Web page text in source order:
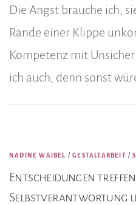
Die Angst brauche ich,
Rande einer Klippe
Kompetenz mit
ich auch, denn sonst
NADINE WAIBEL /GESTALTARBEIT /
Entscheidungen
Selbstverantwortung